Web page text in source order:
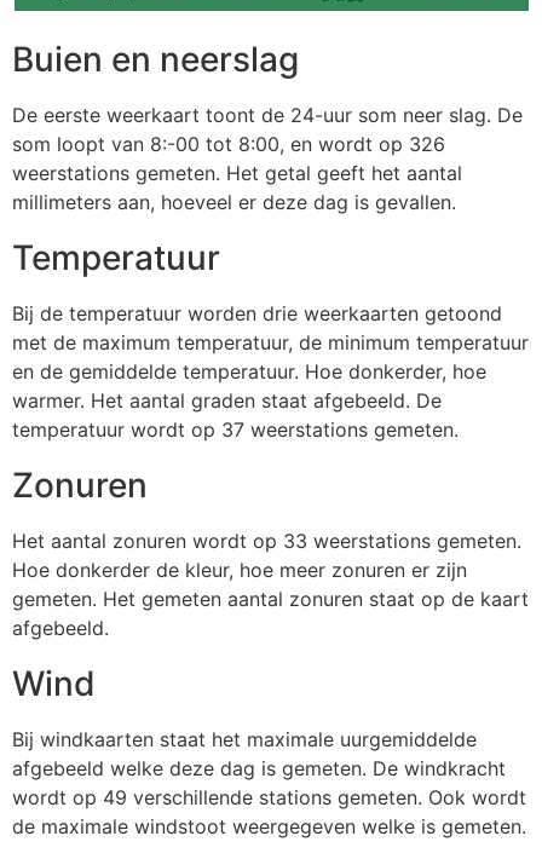
Buien en neerslag
De eerste weerkaart toont de 24-uur som neer slag. De
som loopt van 8:-00 tot 8:00, en wordt op 326
weerstations gemeten. Het getal geeft het aantal
millimeters aan, hoeveel er deze dag is gevallen.
Temperatuur
Bij de temperatuur worden drie weerkaarten getoond
met de maximum temperatuur, de minimum temperatuur
en de gemiddelde temperatuur. Hoe donkerder, hoe
warmer. Het aantal graden staat afgebeeld. De
temperatuur wordt op 37 weerstations gemeten.
Zonuren
Het aantal zonuren wordt op 33 weerstations gemeten.
Hoe donkerder de kleur, hoe meer zonuren er zijn
gemeten. Het gemeten aantal zonuren staat op de kaart
afgebeeld.
Wind
Bij windkaarten staat het maximale uurgemiddelde
afgebeeld welke deze dag is gemeten. De windkracht
wordt op 49 verschillende stations gemeten. Ook wordt
de maximale windstoot weergegeven welke is gemeten.